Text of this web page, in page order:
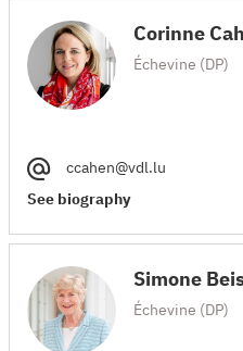
Corinne
Échevine (DP)
ccahen@vdl.lu
See biography
Simone
Échevine (DP)